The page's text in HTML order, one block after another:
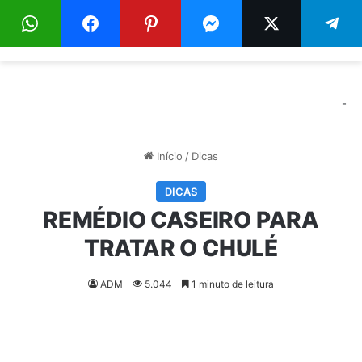
Menu
-
Início / Dicas
DICAS
REMÉDIO CASEIRO PARA
TRATAR O CHULÉ
ADM 5.044 1 minuto de leitura